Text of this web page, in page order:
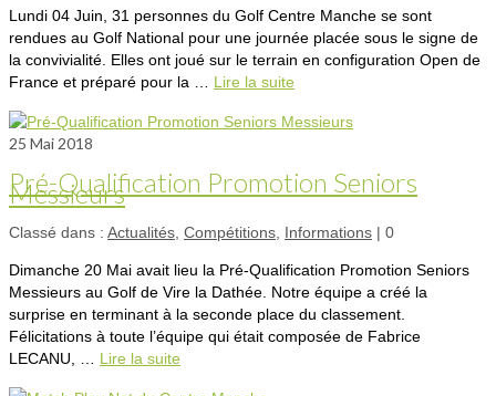
Lundi 04 Juin, 31 personnes du Golf Centre Manche se sont
rendues au Golf National pour une journée placée sous le signe de
la convivialité. Elles ont joué sur le terrain en configuration Open de
France et préparé pour la … Lire la suite­­
25 Mai 2018
Pré-Qualification Promotion Seniors
Messieurs
Classé dans : Actualités Compétitions Informations | 0
Dimanche 20 Mai avait lieu la Pré-Qualification Promotion Seniors
Messieurs au Golf de Vire la Dathée. Notre équipe a créé la
surprise en terminant à la seconde place du classement.
Félicitations à toute l’équipe qui était composée de Fabrice
LECANU, … Lire la suite­­